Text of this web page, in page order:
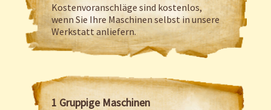
Kostenvoranschläge sind kostenlos,
wenn Sie Ihre Maschinen selbst in unsere
Werkstatt anliefern.
1 Gruppige Maschinen